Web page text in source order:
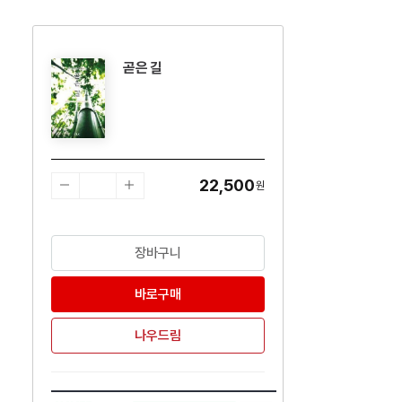
곧은 길
22,500원
장바구니
바로구매
나우드림